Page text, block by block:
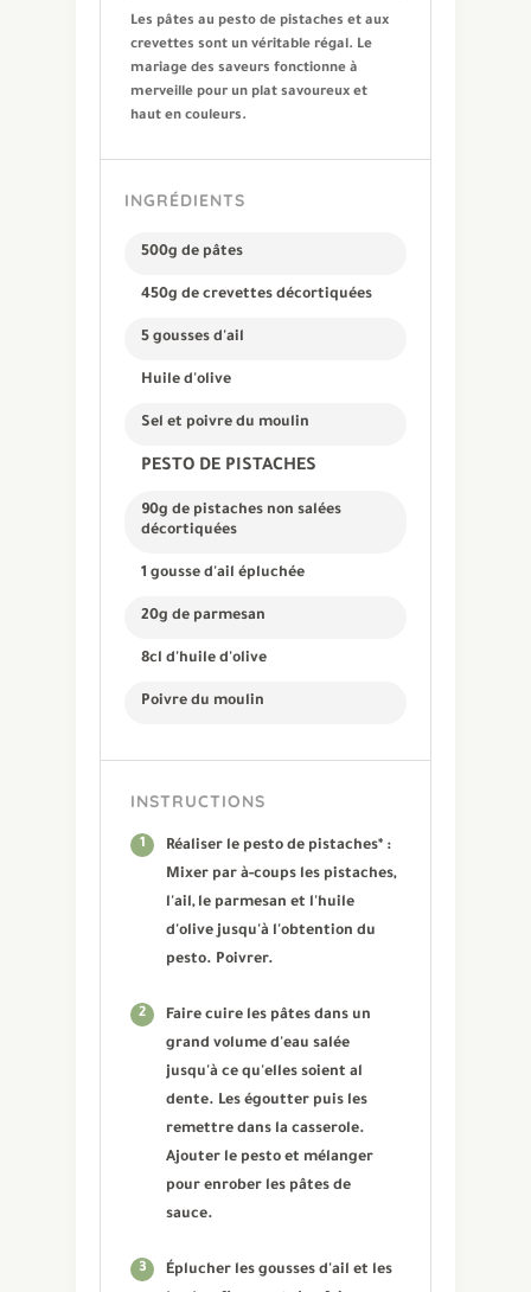
Les pâtes au pesto de pistaches et aux
crevettes sont un véritable régal. Le
mariage des saveurs fonctionne à
merveille pour un plat savoureux et
haut en couleurs.
INGRÉDIENTS
500g de pâtes
450g de crevettes décortiquées
5 gousses d'ail
Huile d'olive
Sel et poivre du moulin
PESTO DE PISTACHES
90g de pistaches non salées
décortiquées
1 gousse d'ail épluchée
20g de parmesan
8cl d'huile d'olive
Poivre du moulin
INSTRUCTIONS
1
Réaliser le pesto de pistaches* :
Mixer par à-coups les pistaches,
l'ail, le parmesan et l'huile
d'olive jusqu'à l'obtention du
pesto. Poivrer.
2
Faire cuire les pâtes dans un
grand volume d'eau salée
jusqu'à ce qu'elles soient al
dente. Les égoutter puis les
remettre dans la casserole.
Ajouter le pesto et mélanger
pour enrober les pâtes de
sauce.
3
Éplucher les gousses d'ail et les